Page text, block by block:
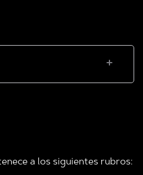
a los siguientes rubros: